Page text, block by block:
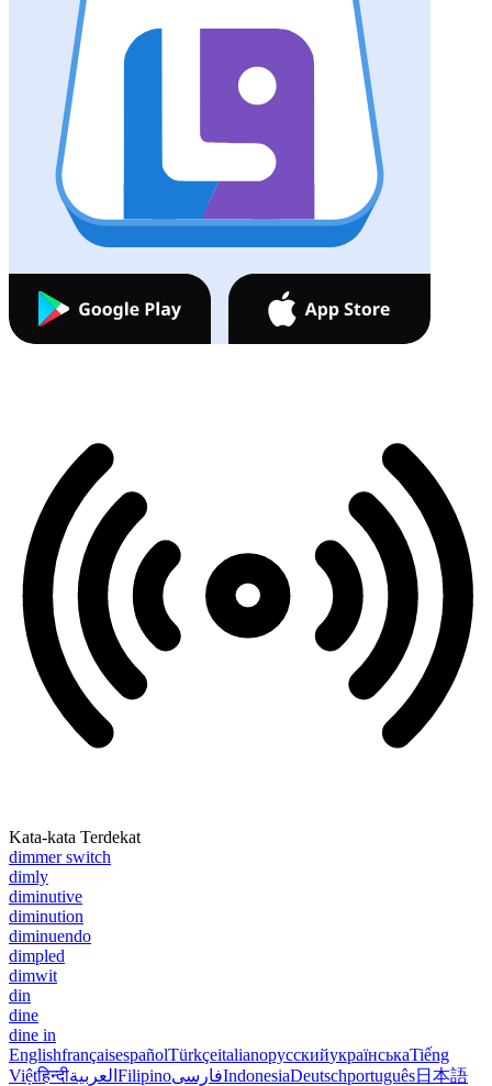
Kata-kata Terdekat
dimmer switch
dimly
diminutive
diminution
diminuendo
dimpled
dimwit
din
dine
dine in
EnglishfrançaisespañolTürkçeitalianoрусскийукраїнськаTiếng
Việtहिन्दीالعربية FilipinoفارسیIndonesiaDeutschportuguês日本語